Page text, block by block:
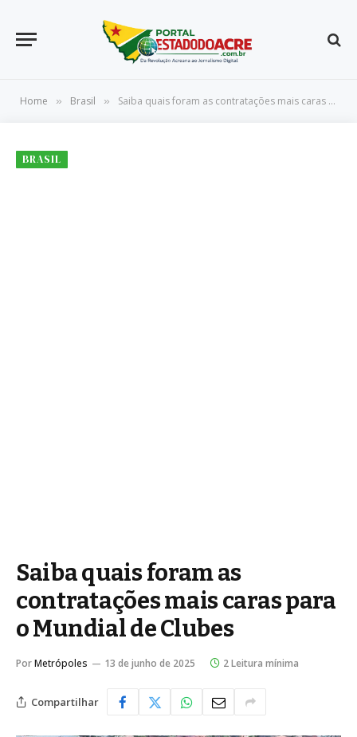
Home » Brasil » Saiba quais foram as contratações mais caras para o Mundial de Clubes
BRASIL
Saiba quais foram as
contratações mais caras para
o Mundial de Clubes
PorMetrópoles 13 de junho de 2025 2 Leitura mínima
Compartilhar